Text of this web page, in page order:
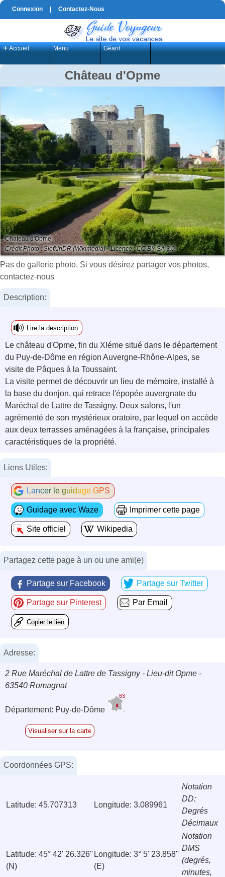
Connexion Contactez-Nous
✈ Accueil Menu Géant
Château d'Opme
Chateau d'Opme
Crédit Photo : SiefkinDR (Wikimedia) - Licence : CC BY-SA 3.0
Pas de gallerie photo. Si vous désirez partager vos photos,
contactez-nous
Description:
Lire la description
Le château d'Opme, fin du XIéme situé dans le département
du Puy-de-Dôme en région Auvergne-Rhône-Alpes, se
visite de Pâques à la Toussaint.
La visite permet de découvrir un lieu de mémoire, installé à
la base du donjon, qui retrace l'épopée auvergnate du
Maréchal de Lattre de Tassigny. Deux salons, l'un
agrémenté de son mystérieux oratoire, par lequel on accède
aux deux terrasses aménagées à la française, principales
caractéristiques de la propriété.
Liens Utiles:
Lancer le guidage GPS
Guidage avec Waze Imprimer cette page
Site officiel Wikipedia
Partagez cette page à un ou une ami(e)
Partage sur Facebook Partage sur Twitter
Partage sur Pinterest Par Email
Copier le lien
Adresse:
2 Rue Maréchal de Lattre de Tassigny - Lieu-dit Opme -
63540 Romagnat
Département: Puy-de-Dôme
63
Visualiser sur la carte
Coordonnées GPS:
Latitude: 45.707313 Longitude: 3.089961
Notation
DD:
Degrés
Décimaux
Latitude: 45° 42' 26.326''
(N)
Longitude: 3° 5' 23.858''
(E)
Notation
DMS
(degrés,
minutes,